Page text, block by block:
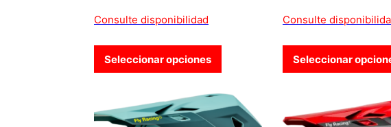
Consulte disponibilidad
Seleccionar opciones
Consulte
Seleccionar
Este producto tiene múltiples variantes. Las opciones se
Este producto tiene